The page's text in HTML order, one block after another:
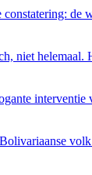
constatering:
niet